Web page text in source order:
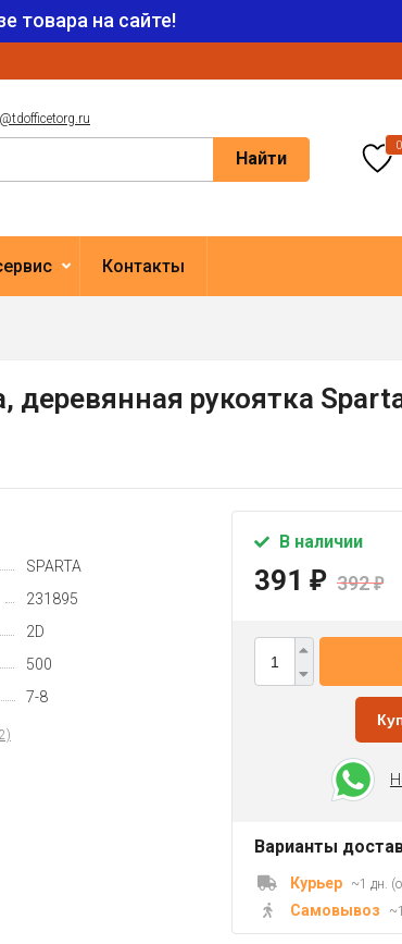
товара на сайте!
Найти
0
Контакты
рукоятка
SPARTA
231895
2D
500
7-8
В наличии
391 ₽ 392₽
Варианты
Курьер ~1 дн.
Самовывоз